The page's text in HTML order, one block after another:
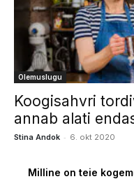
Olemuslugu
Koogisahvri
annab alati
Stina Andok - 6. okt 2020
Milline on teie